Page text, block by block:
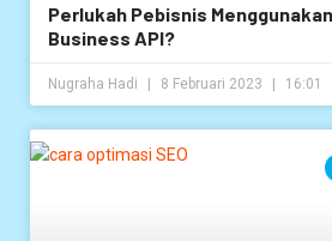
Perlukah Pebisnis
Business API?
Nugraha Hadi 8 Februari 2023 16:01